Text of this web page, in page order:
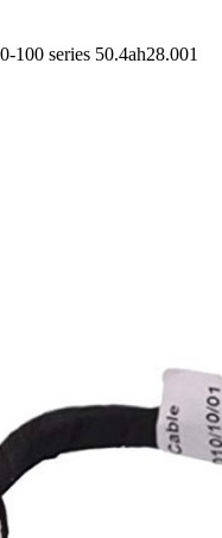
100 series 50.4ah28.001